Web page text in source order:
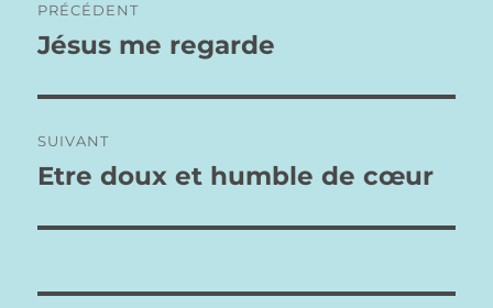
de
PRÉCÉDENT
Publication
Jésus me regarde
SUIVANT
Publication
Etre doux et humble de cœur